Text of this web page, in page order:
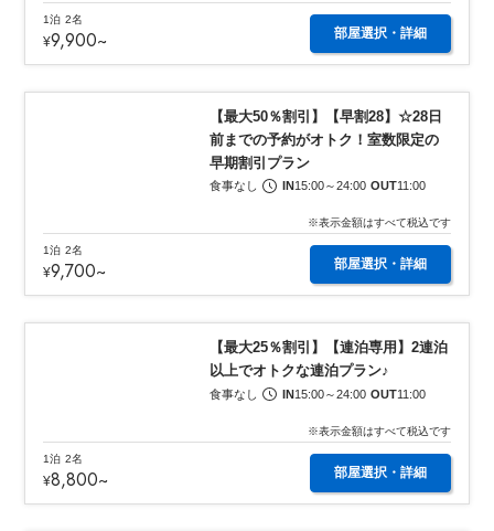
1泊 2名
¥9,900~ 部屋選択・詳細
【最大50％割引】【早割28】☆28日
前までの予約がオトク！室数限定の
早期割引プラン
食事なし IN15:00～24:00 OUT11:00
1/7
※表示金額はすべて税込です
1泊 2名
¥9,700~ 部屋選択・詳細
【最大25％割引】【連泊専用】2連泊
以上でオトクな連泊プラン♪
食事なし IN15:00～24:00 OUT11:00
1/7
※表示金額はすべて税込です
1泊 2名
¥8,800~ 部屋選択・詳細